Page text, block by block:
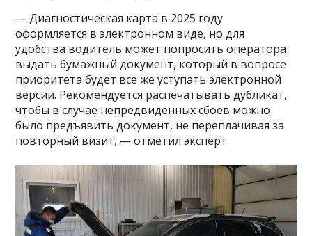
— Диагностическая карта в 2025 году
оформляется в электронном виде, но для
удобства водитель может попросить оператора
выдать бумажный документ, который в вопросе
приоритета будет все же уступать электронной
версии. Рекомендуется распечатывать дубликат,
чтобы в случае непредвиденных сбоев можно
было предъявить документ, не переплачивая за
повторный визит, — отметил эксперт.